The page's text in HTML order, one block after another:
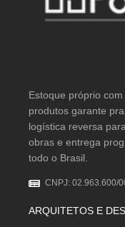
Estoque próprio
produtos garante
logística reversa
obras e entrega
todo o Brasil.
CNPJ: 02.963.600/
ARQUITETOS E